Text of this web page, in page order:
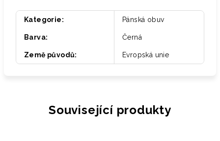
Kategorie: Pánská obuv
Barva: Černá
Země původů: Evropská unie
Související produkty